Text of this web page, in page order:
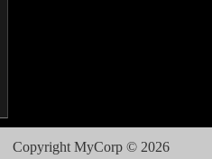
Copyright MyCorp © 2026